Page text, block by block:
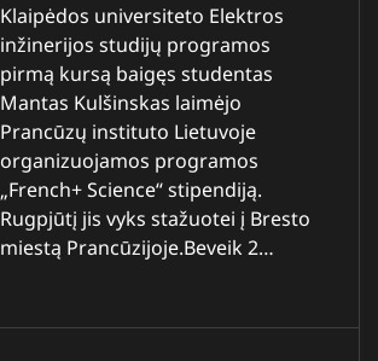
Klaipėdos universiteto Elektros
inžinerijos studijų programos
pirmą kursą baigęs studentas
Mantas Kulšinskas laimėjo
Prancūzų instituto Lietuvoje
organizuojamos programos
„French+ Science“ stipendiją.
Rugpjūtį jis vyks stažuotei į Bresto
miestą Prancūzijoje.Beveik 2…